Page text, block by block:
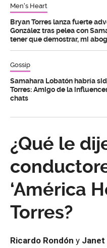
Men's Heart
Bryan Torres lanza fuerte
González tras pelea con
tener que demostrar, mi
Gossip
Samahara Lobatón habría
Torres: Amigo de la
chats
¿Qué le
‘América
Torres?
Ricardo Rondón y Janet